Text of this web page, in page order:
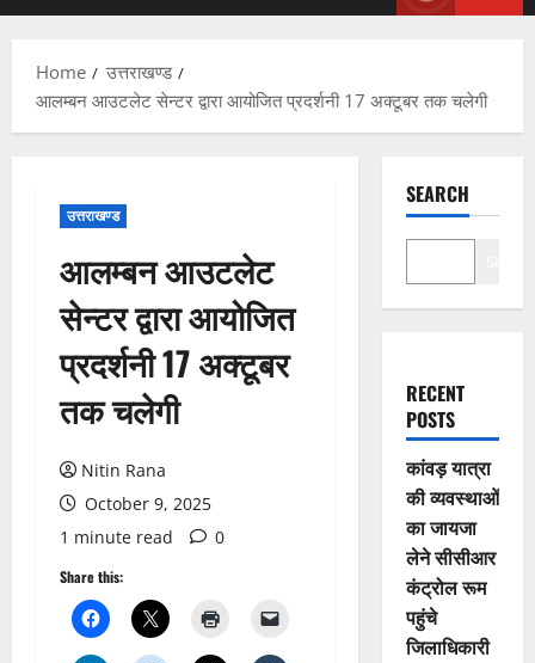
Home
उत्तराखण्ड
आलम्बन आउटलेट सेन्टर द्वारा आयोजित प्रदर्शनी 17 अक्टूबर तक चलेगी
उत्तराखण्ड
आलम्बन आउटलेट
सेन्टर द्वारा आयोजित
प्रदर्शनी 17 अक्टूबर
तक चलेगी
Nitin Rana
October 9, 2025
1 minute read
0
Share this:
SEARCH
RECENT
POSTS
कांवड़ यात्रा
की व्यवस्थाओं
का जायजा
लेने सीसीआर
कंट्रोल रूम
पहुंचे
जिलाधिकारी